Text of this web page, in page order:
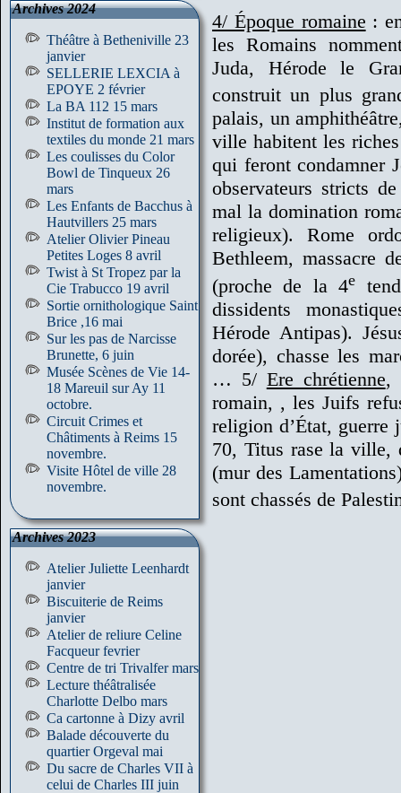
Archives 2024
Théâtre à Betheniville 23
janvier
SELLERIE LEXCIA à
EPOYE 2 février
La BA 112 15 mars
Institut de formation aux
textiles du monde 21 mars
Les coulisses du Color
Bowl de Tinqueux 26
mars
Les Enfants de Bacchus à
Hautvillers 25 mars
Atelier Olivier Pineau
Petites Loges 8 avril
Twist à St Tropez par la
Cie Trabucco 19 avril
Sortie ornithologique Saint
Brice ,16 mai
Sur les pas de Narcisse
Brunette, 6 juin
Musée Scènes de Vie 14-
18 Mareuil sur Ay 11
octobre.
Circuit Crimes et
Châtiments à Reims 15
novembre.
Visite Hôtel de ville 28
novembre.
Archives 2023
Atelier Juliette Leenhardt
janvier
Biscuiterie de Reims
janvier
Atelier de reliure Celine
Facqueur fevrier
Centre de tri Trivalfer mars
Lecture théâtralisée
Charlotte Delbo mars
Ca cartonne à Dizy avril
Balade découverte du
quartier Orgeval mai
Du sacre de Charles VII à
celui de Charles III juin
4/ Époque romaine :
les Romains
Juda, Hérode le
construit un plus
palais, un
ville habitent les
qui feront condamner
observateurs stricts
mal la domination
religieux). Rome
Bethleem, massacre
(proche de la 4e
dissidents
Hérode Antipas).
dorée), chasse les
… 5/ Ere chrétienne,
romain, , les Juifs
religion d’État, guerre
70, Titus rase la ville,
(mur des
sont chassés de